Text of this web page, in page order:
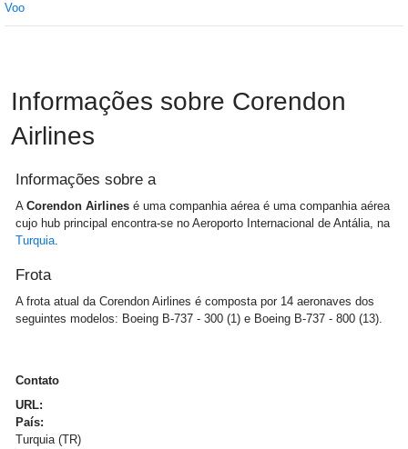
Voo
Informações sobre Corendon
Airlines
Informações sobre a
A Corendon Airlines é uma companhia aérea é uma companhia aérea
cujo hub principal encontra-se no Aeroporto Internacional de Antália, na
Turquia.
Frota
A frota atual da Corendon Airlines é composta por 14 aeronaves dos
seguintes modelos: Boeing B-737 - 300 (1) e Boeing B-737 - 800 (13).
Contato
URL:
País:
Turquia (TR)